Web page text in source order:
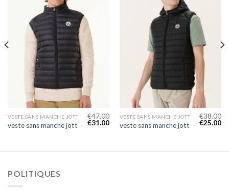
VESTE SANS MANCHE JOTT
veste sans manche jott
€47.00
€31.00
VESTE SANS MANCHE JOTT
veste sans manche jott
€38.00
€25.00
POLITIQUES